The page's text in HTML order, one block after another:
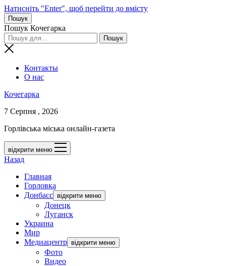
Натисніть "Enter", щоб перейти до вмісту
Пошук
Пошук Кочегарка
Контакты
О нас
Кочегарка
7 Серпня , 2026
Горлівська міська онлайн-газета
відкрити меню
Назад
Главная
Горловка
Донбасс відкрити меню
Донецк
Луганск
Украина
Мир
Медиацентр відкрити меню
Фото
Видео